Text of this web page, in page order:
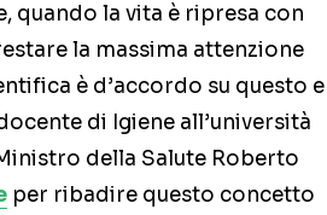
quando la vita è ripresa con
la massima attenzione
è d’accordo su questo e
di Igiene all’università
della Salute Roberto
per ribadire questo concetto